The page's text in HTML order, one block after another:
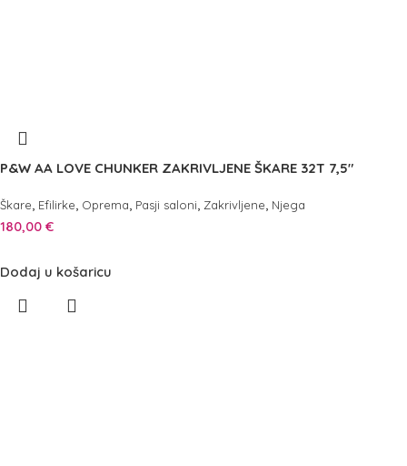
P&W AA LOVE CHUNKER ZAKRIVLJENE ŠKARE 32T 7,5″
Škare, Efilirke, Oprema, Pasji saloni, Zakrivljene, Njega
180,00 €
Dodaj u košaricu